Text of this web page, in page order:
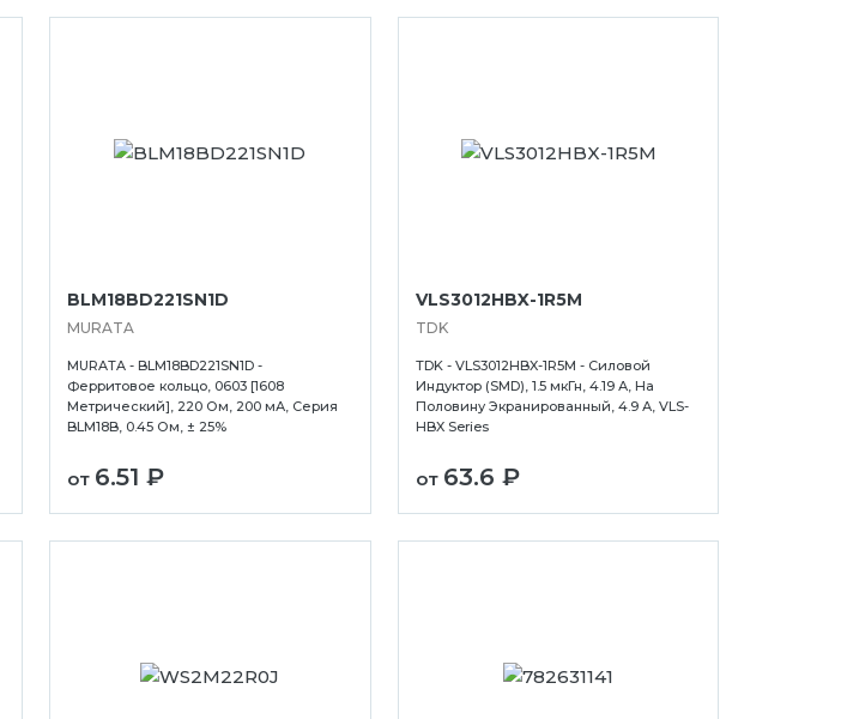
BLM18BD221SN1D
MURATA
MURATA - BLM18BD221SN1D -
Ферритовое кольцо, 0603 [1608
Метрический], 220 Ом, 200 мА, Серия
BLM18B, 0.45 Ом, ± 25%
от 6.51 ₽
VLS3012HBX-1R5M
TDK
TDK - VLS3012HBX-1R5M - Силовой
Индуктор (SMD), 1.5 мкГн, 4.19 А, На
Половину Экранированный, 4.9 А, VLS-
HBX Series
от 63.6 ₽